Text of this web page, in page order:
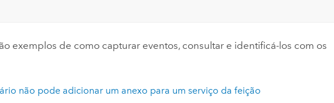
exemplos de como capturar eventos, consultar e identificá-los com os
não pode adicionar um anexo para um serviço da feição